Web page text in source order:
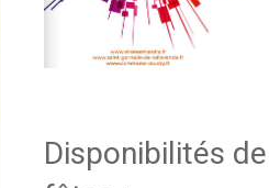
Disponibilités